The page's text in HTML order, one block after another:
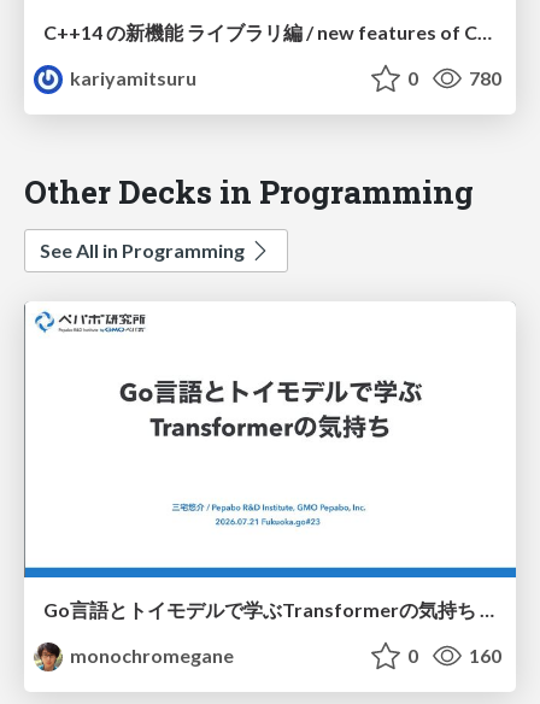
kariyamitsuru
0 780
Other Decks in Programming
See All in Programming
Go言語とトイモデルで学ぶTransformerの気持ち / fukuokago23-transformer
monochromegane
0 160